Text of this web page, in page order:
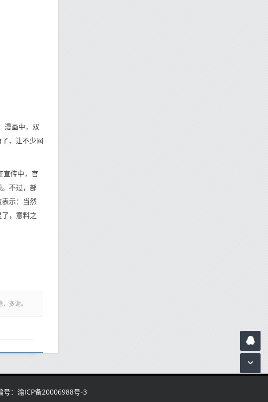
漫画中，双
，让不少网
宣传中，官
不过，部
表示：当然
，意料之
多谢。
号：渝ICP备20006988号-3